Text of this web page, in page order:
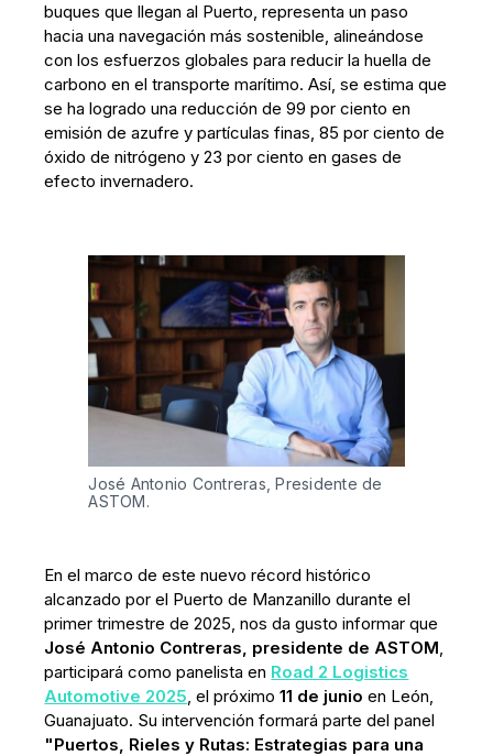
buques que llegan al Puerto, representa un paso
hacia una navegación más sostenible, alineándose
con los esfuerzos globales para reducir la huella de
carbono en el transporte marítimo. Así, se estima que
se ha logrado una reducción de 99 por ciento en
emisión de azufre y partículas finas, 85 por ciento de
óxido de nitrógeno y 23 por ciento en gases de
efecto invernadero.
José Antonio Contreras, Presidente de
ASTOM.
En el marco de este nuevo récord histórico
alcanzado por el Puerto de Manzanillo durante el
primer trimestre de 2025, nos da gusto informar que
José Antonio Contreras, presidente de ASTOM,
participará como panelista en Road 2 Logistics
Automotive 2025, el próximo11 de junio en León,
Guanajuato. Su intervención formará parte del panel
"Puertos, Rieles y Rutas: Estrategias para una